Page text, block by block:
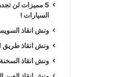
5 مميزات لن
السيارات !
ونش انقاذ
ونش انقاذ
ونش انقاذ السخنة